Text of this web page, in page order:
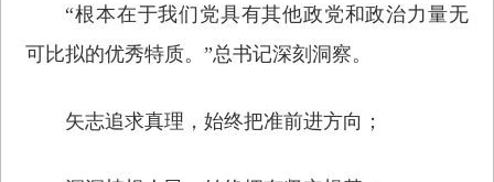
“根本在于我们党具有其他政党和政治力量无
可比拟的优秀特质。”总书记深刻洞察。
矢志追求真理，始终把准前进方向；